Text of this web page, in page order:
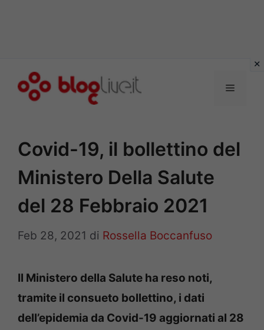
Menu
Covid-19, il bollettino del
Ministero Della Salute
del 28 Febbraio 2021
Feb 28, 2021 di Rossella Boccanfuso
Il Ministero della Salute ha reso noti,
tramite il consueto bollettino, i dati
dell’epidemia da Covid-19 aggiornati al 28